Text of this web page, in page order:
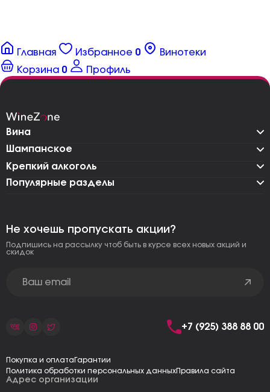
Главная Избранное 0
Винотеки
Корзина 0 Профиль
Вина
Шампанское
Крепкий алкоголь
Популярные разделы
Адрес организации
Не хочешь пропускать акции?
Подпишись на рассылку чтоб быть в курсе всех новых акций и
скидок
+7 (925) 388 88 00
Покупка и оплата Гарантии
Политика обработки персональных данныхПравила сайта